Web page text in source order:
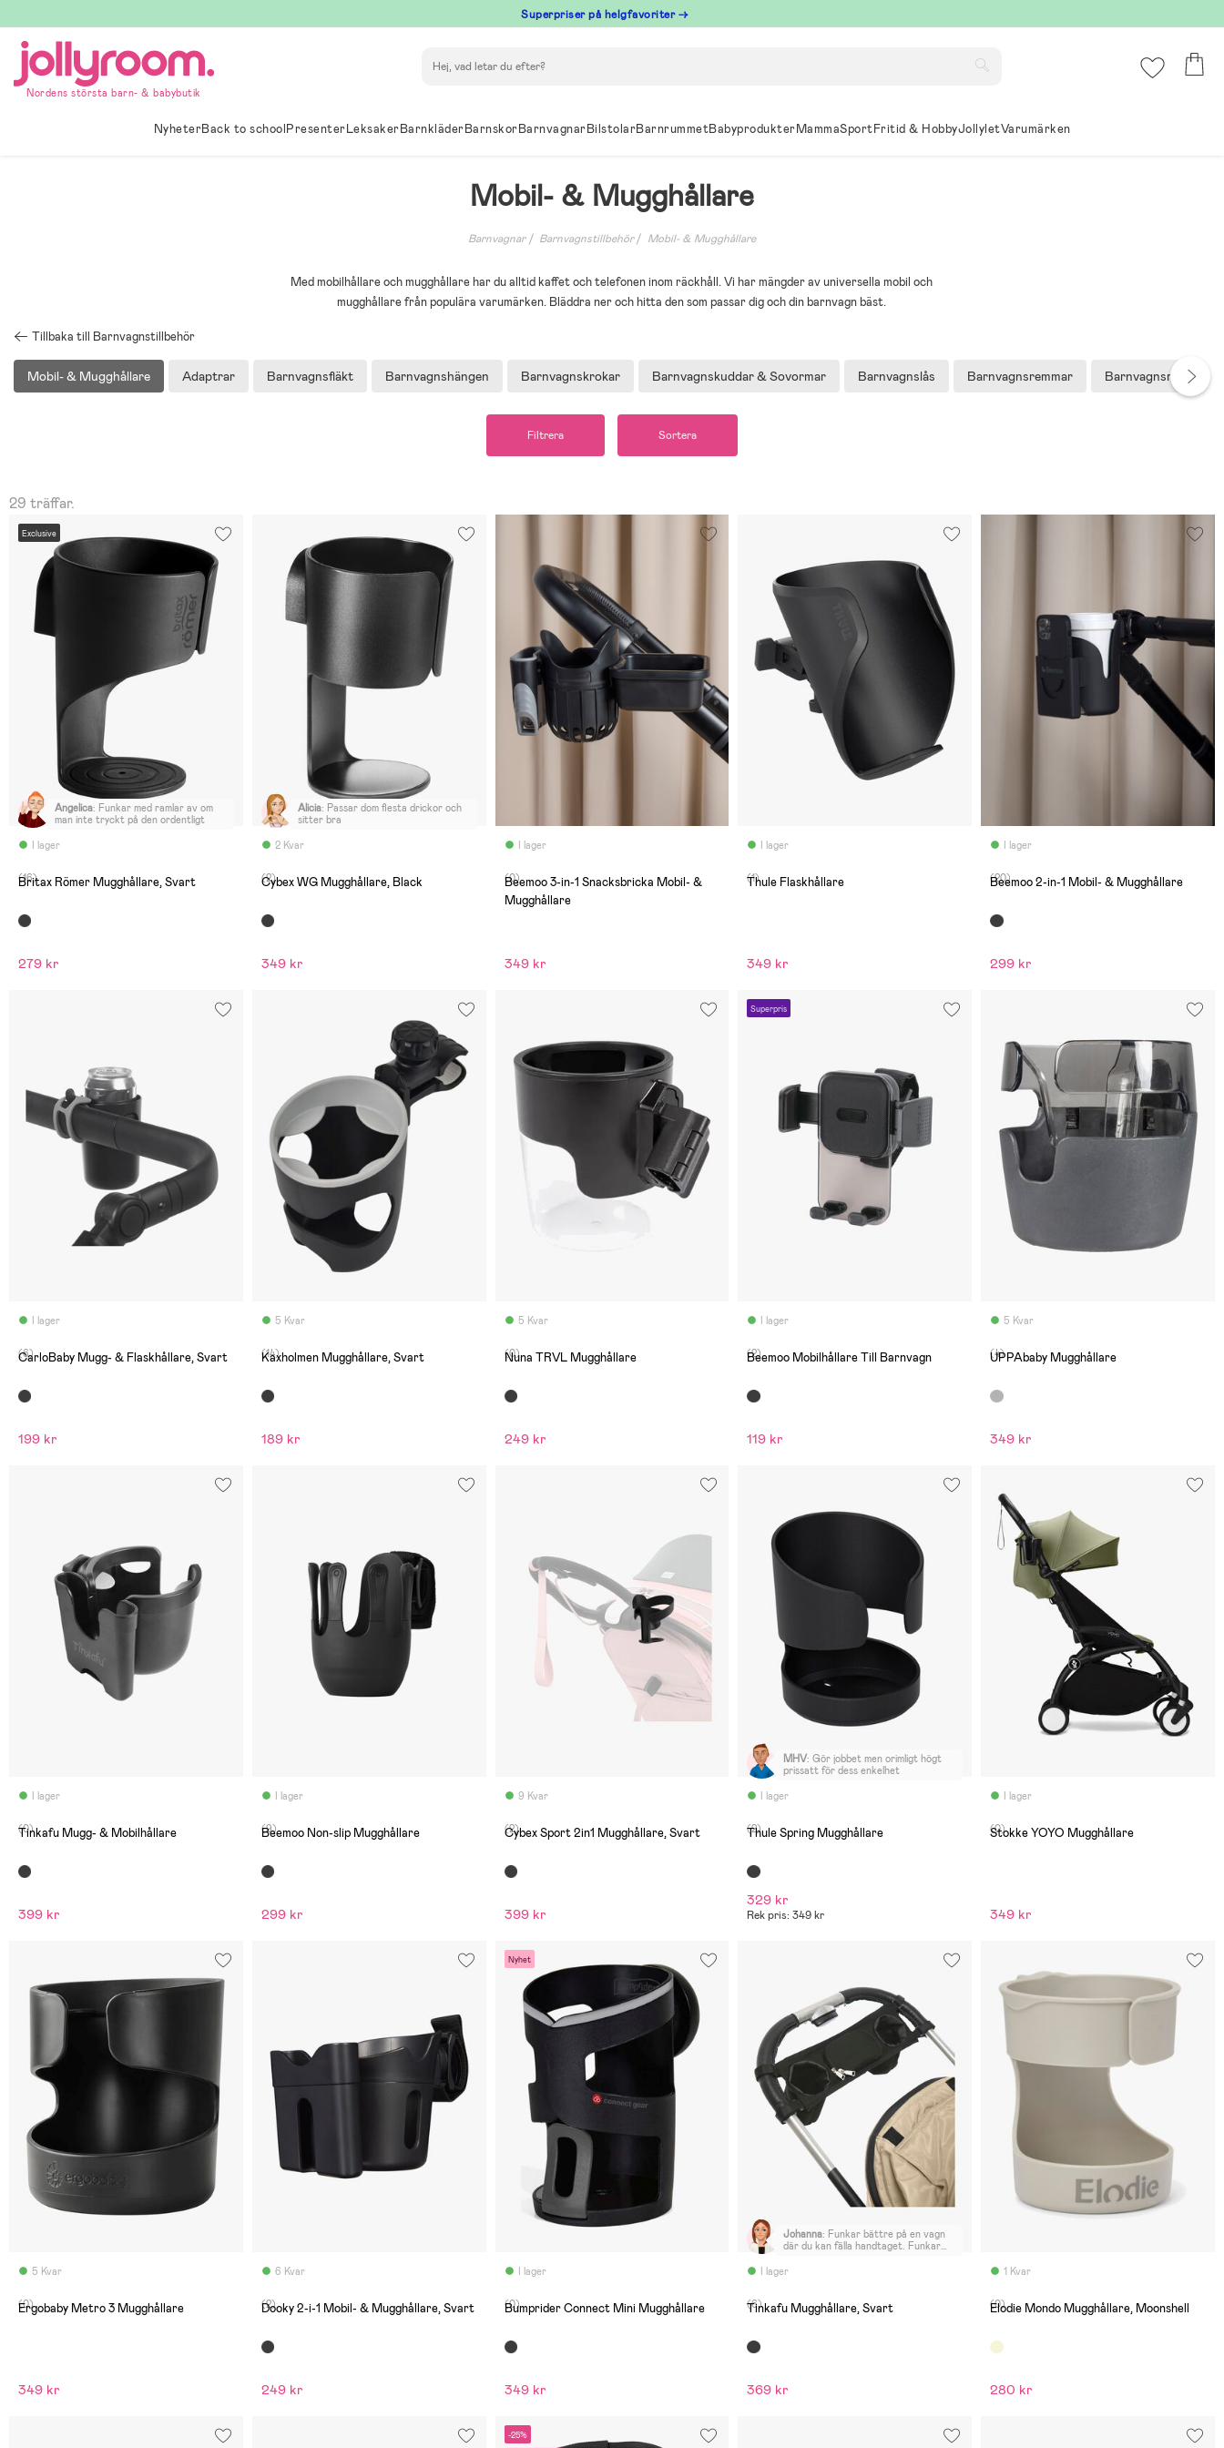
till
innehållet
Superpriser på helgfavoriter →
Nordens största barn- & babybutik
NyheterBack to schoolPresenterLeksakerBarnkläderBarnskorBarnvagnarBilstolarBarnrummetBabyprodukterMammaSportFritid & HobbyJollyletVarumärken
Mobil- & Mugghållare
Barnvagnar Barnvagnstillbehör Mobil- & Mugghållare
Med mobilhållare och mugghållare har du alltid kaffet och telefonen inom räckhåll. Vi har mängder av universella mobil och
mugghållare från populära varumärken. Bläddra ner och hitta den som passar dig och din barnvagn bäst.
Tillbaka till Barnvagnstillbehör
Mobil- & Mugghållare Adaptrar Barnvagnsfläkt Barnvagnshängen Barnvagnskrokar Barnvagnskuddar & Sovormar Barnvagnslås Barnvagnsremmar Barnvagnsrengöring
Filtrera Sortera
29 träffar.
Exclusive
I lager
Angelica: Funkar med ramlar av om
man inte tryckt på den ordentligt
(16)
Britax Römer Mugghållare, Svart
279 kr
2 Kvar
Alicia: Passar dom flesta drickor och
sitter bra
(2)
Cybex WG Mugghållare, Black
349 kr
I lager
(0)
Beemoo 3-in-1 Snacksbricka Mobil- &
Mugghållare
349 kr
I lager
(1)
Thule Flaskhållare
349 kr
I lager
(20) Beemoo 2-in-1 Mobil- & Mugghållare
299 kr
I lager
(6)
CarloBaby Mugg- & Flaskhållare, Svart
199 kr
5 Kvar
(14)
Kaxholmen Mugghållare, Svart
189 kr
5 Kvar
(0)
Nuna TRVL Mugghållare
249 kr
Superpris
I lager
(2)
Beemoo Mobilhållare Till Barnvagn
119 kr
5 Kvar
(4)
UPPAbaby Mugghållare
349 kr
I lager
(0)
Tinkafu Mugg- & Mobilhållare
399 kr
I lager
(9)
Beemoo Non-slip Mugghållare
299 kr
9 Kvar
(2)
Cybex Sport 2in1 Mugghållare, Svart
399 kr
I lager
MHV: Gör jobbet men orimligt högt
prissatt för dess enkelhet
(2)
Thule Spring Mugghållare
329 kr
Rek pris: 349 kr
I lager
(0)
Stokke YOYO Mugghållare
349 kr
5 Kvar
(0)
Ergobaby Metro 3 Mugghållare
349 kr
6 Kvar
(2) Dooky 2-i-1 Mobil- & Mugghållare, Svart
249 kr
Nyhet
I lager
(0)
Bumprider Connect Mini Mugghållare
349 kr
I lager
Johanna: Funkar bättre på en vagn
där du kan fälla handtaget. Funkar
(6)
Tinkafu Mugghållare, Svart
369 kr
1 Kvar
(0)
Elodie Mondo Mugghållare, Moonshell
280 kr
-25%